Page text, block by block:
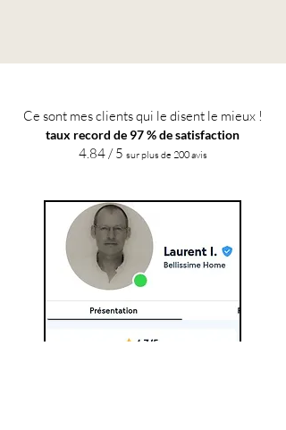
Ce sont mes clients qui le disent le mieux !
taux record de 97 % de satisfaction
4.84 / 5 sur plus de 200 avis